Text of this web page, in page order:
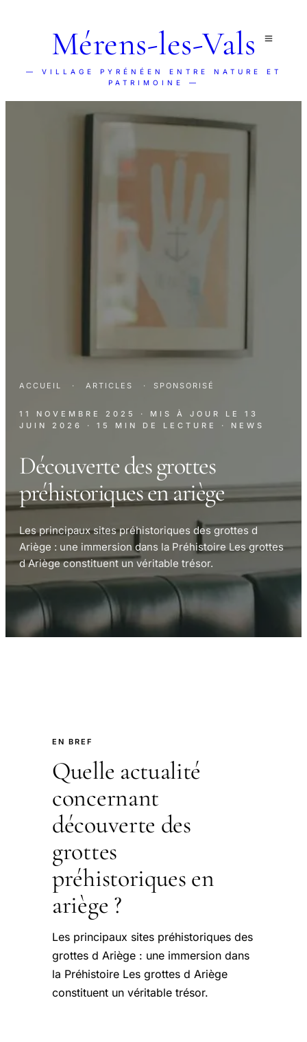
Mérens-les-Vals
— VILLAGE PYRÉNÉEN ENTRE NATURE ET
PATRIMOINE —
ACCUEIL · ARTICLES · SPONSORISÉ
11 NOVEMBRE 2025 · MIS À JOUR LE 13
JUIN 2026
· 15 MIN DE LECTURE · NEWS
Découverte des grottes
préhistoriques en ariège
Les principaux sites préhistoriques des grottes d
Ariège : une immersion dans la Préhistoire Les grottes
d Ariège constituent un véritable trésor.
EN BREF
Quelle actualité
concernant
découverte des
grottes
préhistoriques en
ariège ?
Les principaux sites préhistoriques des
grottes d Ariège : une immersion dans
la Préhistoire Les grottes d Ariège
constituent un véritable trésor.